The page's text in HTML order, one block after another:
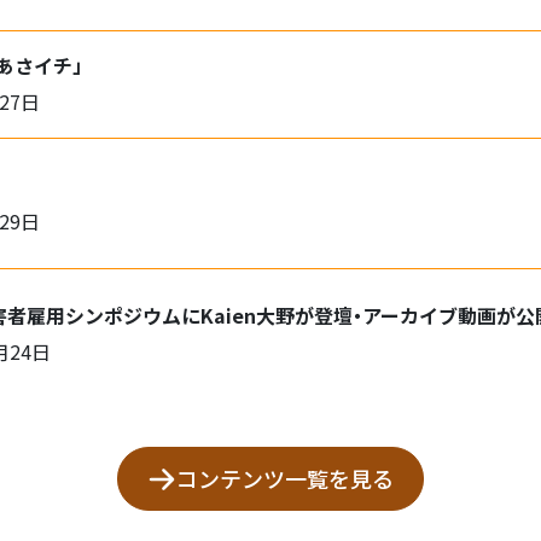
さイチ」
日
日
雇用シンポジウムにKaien大野が登壇・アーカイブ動画が
24日
コンテンツ一覧を見る